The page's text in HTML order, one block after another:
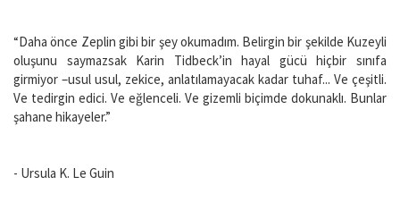
“Daha önce Zeplin gibi bir şey okumadım. Belirgin bir şekilde Kuzeyli
oluşunu saymazsak Karin Tidbeck’in hayal gücü hiçbir sınıfa
girmiyor –usul usul, zekice, anlatılamayacak kadar tuhaf... Ve çeşitli.
Ve tedirgin edici. Ve eğlenceli. Ve gizemli biçimde dokunaklı. Bunlar
şahane hikayeler.”
- Ursula K. Le Guin